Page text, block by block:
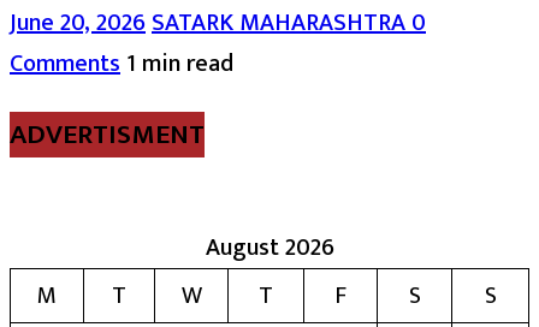
June 20, 2026SATARK MAHARASHTRA0
Comments1 min read
ADVERTISMENT
August 2026
M
T W T F S
S